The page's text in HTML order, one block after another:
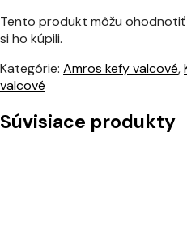
Tento produkt môžu ohodnotiť
si ho kúpili.
Kategórie: Amros kefy valcové,
valcové
Súvisiace produkty